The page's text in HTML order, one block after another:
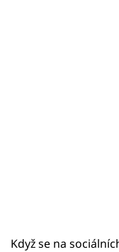
Když se na